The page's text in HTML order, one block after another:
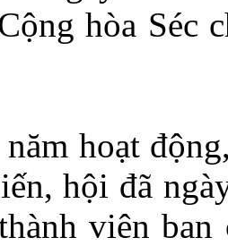
hòa Séc
hoạt
hội đã
viên